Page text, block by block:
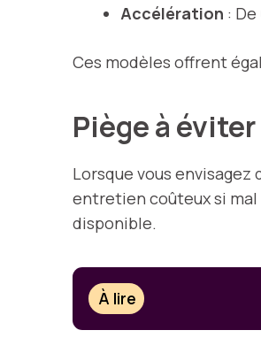
Accélération : De
Ces modèles offrent
Piège à
Lorsque vous
entretien coûteux si
disponible.
À lire